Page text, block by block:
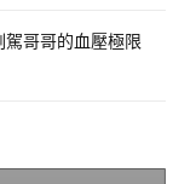
哥哥的血壓極限